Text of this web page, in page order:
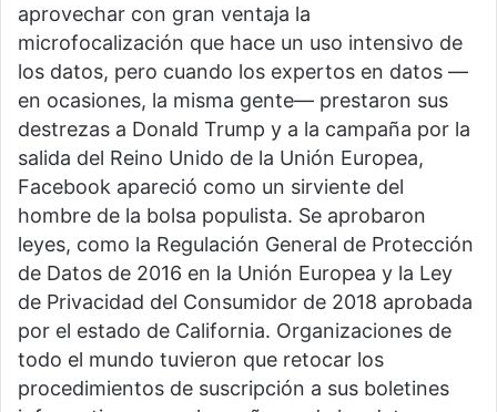
aprovechar con gran ventaja la
microfocalización que hace un uso intensivo de
los datos, pero cuando los expertos en datos —
en ocasiones, la misma gente— prestaron sus
destrezas a Donald Trump y a la campaña por la
salida del Reino Unido de la Unión Europea,
Facebook apareció como un sirviente del
hombre de la bolsa populista. Se aprobaron
leyes, como la Regulación General de Protección
de Datos de 2016 en la Unión Europea y la Ley
de Privacidad del Consumidor de 2018 aprobada
por el estado de California. Organizaciones de
todo el mundo tuvieron que retocar los
procedimientos de suscripción a sus boletines